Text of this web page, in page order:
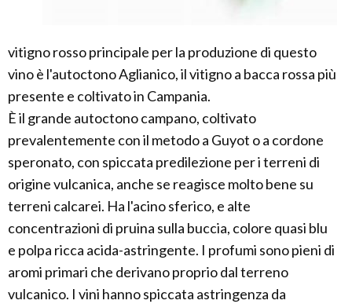
vitigno rosso principale per la produzione di questo
vino è l'autoctono Aglianico, il vitigno a bacca rossa più
presente e coltivato in Campania.
È il grande autoctono campano, coltivato
prevalentemente con il metodo a Guyot o a cordone
speronato, con spiccata predilezione per i terreni di
origine vulcanica, anche se reagisce molto bene su
terreni calcarei. Ha l'acino sferico, e alte
concentrazioni di pruina sulla buccia, colore quasi blu
e polpa ricca acida-astringente. I profumi sono pieni di
aromi primari che derivano proprio dal terreno
vulcanico. I vini hanno spiccata astringenza da